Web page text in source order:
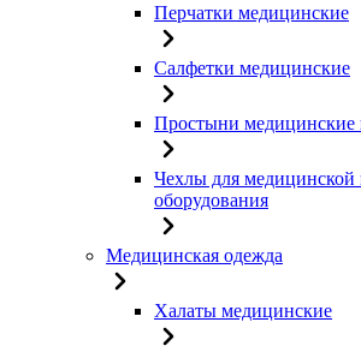
Перчатки медицинские
Салфетки медицинские
Простыни медицинские
Чехлы для медицинской
оборудования
Медицинская одежда
Халаты медицинские